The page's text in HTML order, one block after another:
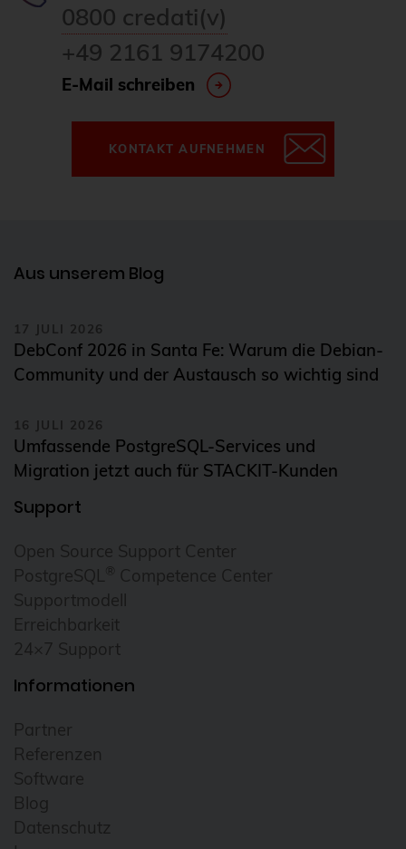
0800 credati(v)
+49 2161 9174200
E-Mail schreiben
KONTAKT AUFNEHMEN
Aus unserem Blog
17 JULI 2026
DebConf 2026 in Santa Fe: Warum die Debian-
Community und der Austausch so wichtig sind
16 JULI 2026
Umfassende PostgreSQL-Services und
Migration jetzt auch für STACKIT-Kunden
Support
Open Source Support Center
PostgreSQL ® Competence Center
Supportmodell
Erreichbarkeit
24×7 Support
Informationen
Partner
Referenzen
Software
Blog
Datenschutz